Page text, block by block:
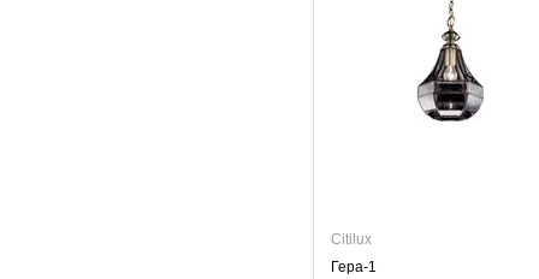
Citilux
Гера-1